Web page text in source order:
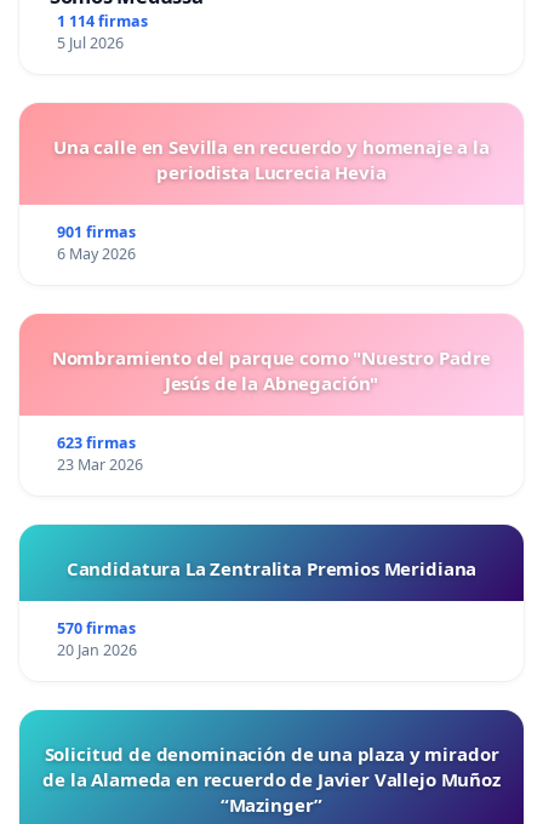
1 114 firmas
5 Jul 2026
Una calle en Sevilla en recuerdo y homenaje a la
periodista Lucrecia Hevia
901 firmas
6 May 2026
Nombramiento del parque como "Nuestro Padre
Jesús de la Abnegación"
623 firmas
23 Mar 2026
Candidatura La Zentralita Premios Meridiana
570 firmas
20 Jan 2026
Solicitud de denominación de una plaza y mirador
de la Alameda en recuerdo de Javier Vallejo Muñoz
“Mazinger”